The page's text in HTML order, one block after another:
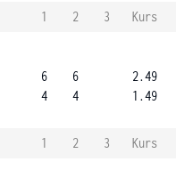
1 2 3
Kurs
6
4
6
4
2.49
1.49
1 2 3
Kurs